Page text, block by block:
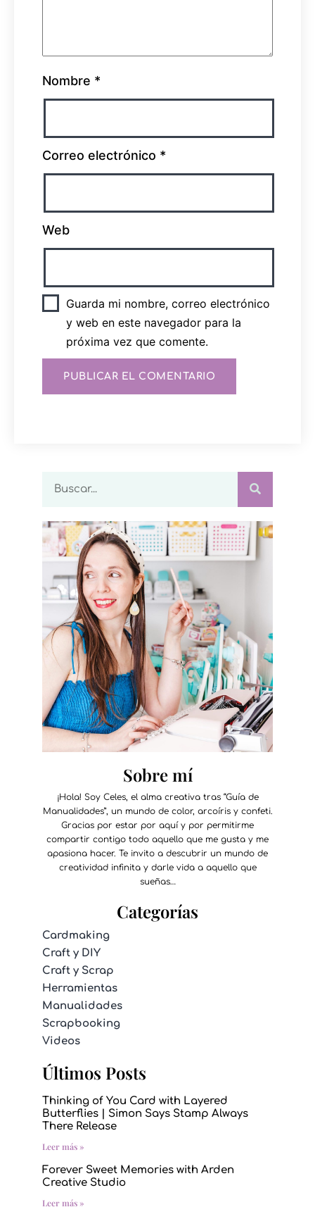
Nombre *
Correo electrónico *
Web
Guarda mi nombre, correo electrónico
y web en este navegador para la
próxima vez que comente.
Sobre mí
¡Hola! Soy Celes, el alma creativa tras “Guía de
Manualidades”, un mundo de color, arcoíris y confeti.
Gracias por estar por aquí y por permitirme
compartir contigo todo aquello que me gusta y me
apasiona hacer. Te invito a descubrir un mundo de
creatividad infinita y darle vida a aquello que
sueñas…
Categorías
Cardmaking
Craft y DIY
Craft y Scrap
Herramientas
Manualidades
Scrapbooking
Videos
Últimos Posts
Thinking of You Card with Layered
Butterflies | Simon Says Stamp Always
There Release
Leer más »
Forever Sweet Memories with Arden
Creative Studio
Leer más »